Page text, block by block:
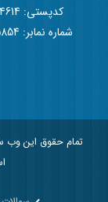
کدپستی: 1598774614
شماره نمابر: 02188935854
تمام حقوق این وب